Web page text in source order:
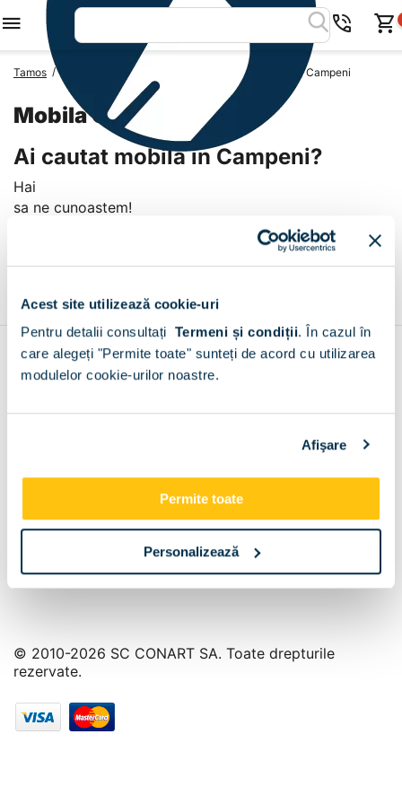
Acest site utilizează cookie-uri
Pentru detalii consultați Termeni și condiții. În cazul în
care alegeți "Permite toate" sunteți de acord cu utilizarea
modulelor cookie-urilor noastre.
Afişare
Permite toate
Personalizează
Tamos / Mobila Romania Mobila Judetul Dolj Mobila Campeni
Mobila Campeni
Ai cautat mobila in Campeni?
Hai
sa ne cunoastem!
+
Contul meu
© 2010-2026 SC CONART SA. Toate drepturile
rezervate.